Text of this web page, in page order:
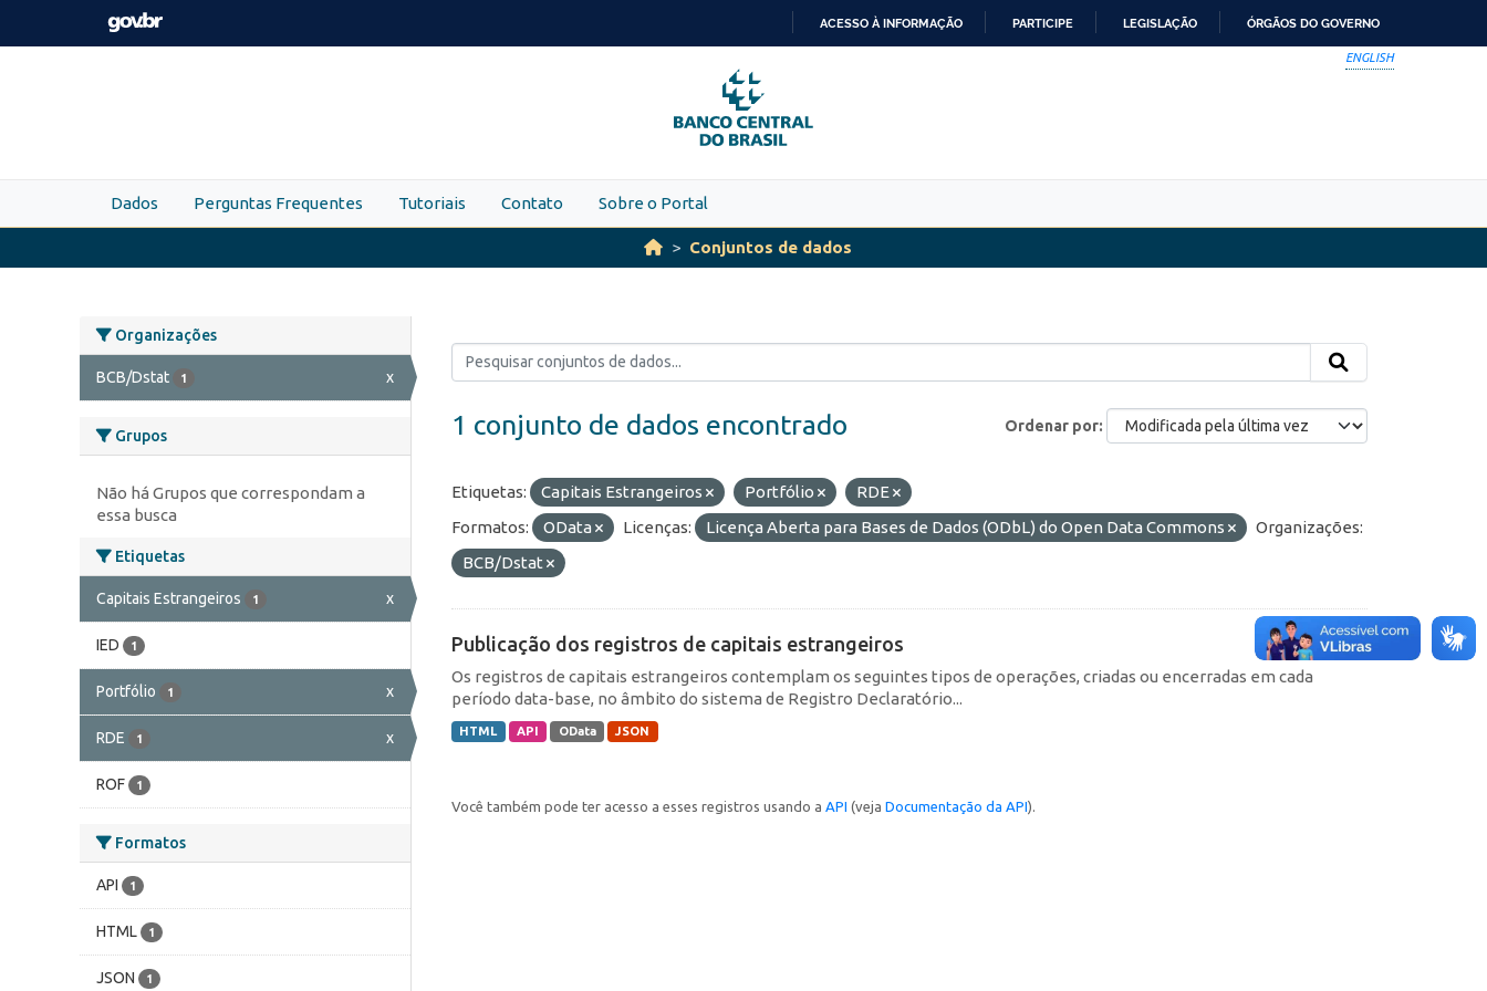
Skip to main content
PARA
O
CONTEÚDO
ACESSO À INFORMAÇÃO PARTICIPE LEGISLAÇÃO ÓRGÃOS DO GOVERNO
ENGLISH
Dados Perguntas Frequentes Tutoriais Contato Sobre o Portal
Conjuntos de dados
Organizações
BCB/Dstat 1 x
Grupos
Não há Grupos que correspondam a
essa busca
Etiquetas
Capitais Estrangeiros 1 x
IED 1
Portfólio 1 x
RDE 1 x
ROF 1
Formatos
API 1
HTML 1
JSON 1
Ordenar por
1 conjunto de dados encontrado
Etiquetas: Capitais Estrangeiros Portfólio
RDE
Formatos:
OData Licenças: Licença Aberta para Bases de Dados (ODbL) do Open Data Commons
Organizações:
BCB/Dstat
Publicação dos registros de capitais estrangeiros
Os registros de capitais estrangeiros contemplam os seguintes tipos de operações, criadas ou encerradas em cada
período data-base, no âmbito do sistema de Registro Declaratório...
HTML API OData JSON
Você também pode ter acesso a esses registros usando a API (veja Documentação da API).